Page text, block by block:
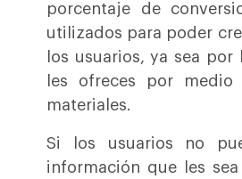
porcentaje de
utilizados para poder
los usuarios, ya sea
les ofreces por
materiales.
Si los usuarios no
información que les